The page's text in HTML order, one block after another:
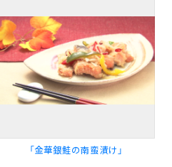
「金華銀鮭の南蛮漬け」